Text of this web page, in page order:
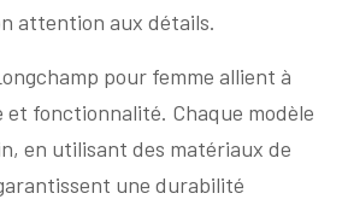
attention aux détails.
pour femme allient à
et fonctionnalité. Chaque modèle
en utilisant des matériaux de
une durabilité